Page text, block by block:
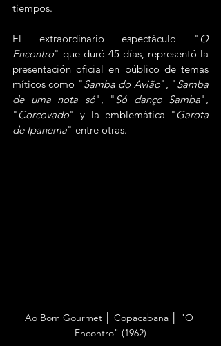
tiempos.
El extraordinario espectáculo " O
Encontro" que duró 45 días, representó la
presentación oficial en público de temas
míticos como "Samba do Avião", "Samba
de uma nota só", "Só danço Samba",
" Corcovado" y la emblemática " Garota
de Ipanema" entre otras.
Ao Bom Gourmet │ Copacabana │ "O
Encontro" (1962)